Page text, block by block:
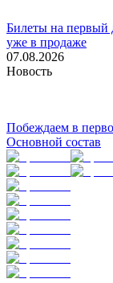
Билеты на первый
уже в продаже
07.08.2026
Новость
Побеждаем в
Основной состав